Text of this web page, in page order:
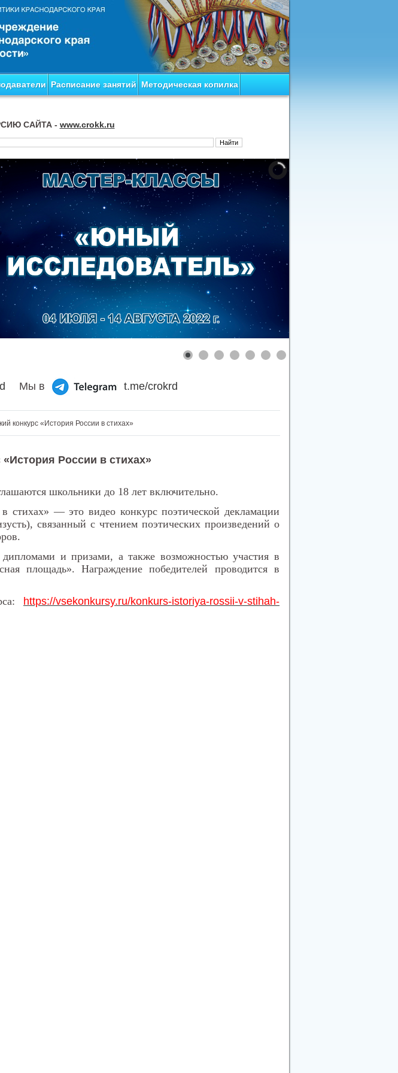
Расписание занятий Методическая копилка
САЙТА - www.crokk.ru
Мы в t.me/crokrd
конкурс «История России в стихах»
России в стихах»
школьники до 18 лет включительно.
стихах» — это видео конкурс поэтической декламации
связанный с чтением поэтических произведений о
дипломами и призами, а также возможностью участия в
площадь». Награждение победителей проводится в
https://vsekonkursy.ru/konkurs-istoriya-rossii-v-stihah-